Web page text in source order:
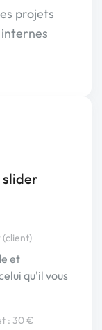
projets
internes
slider
(client)
et
qu'il vous
: 30 €